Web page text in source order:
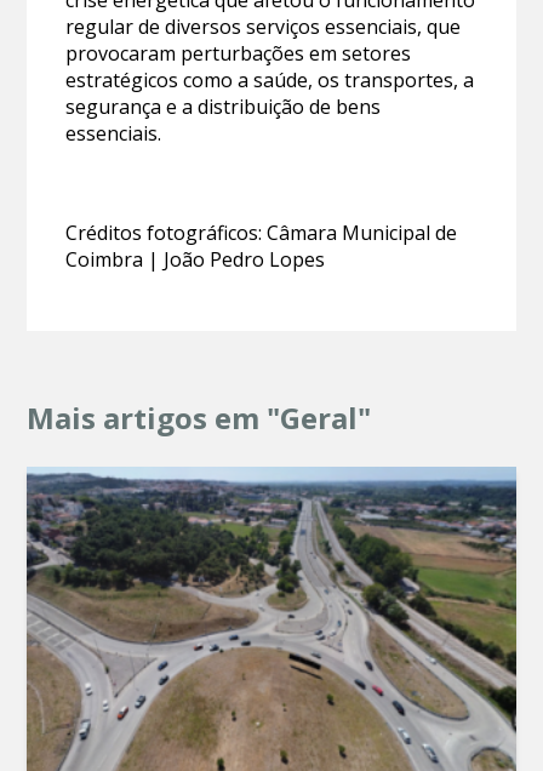
regular de diversos serviços essenciais, que
provocaram perturbações em setores
estratégicos como a saúde, os transportes, a
segurança e a distribuição de bens
essenciais.
Créditos fotográficos: Câmara Municipal de
Coimbra | João Pedro Lopes
Mais artigos em "Geral"